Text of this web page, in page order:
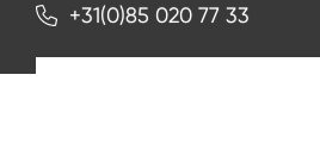
+31(0)85 020 77 33